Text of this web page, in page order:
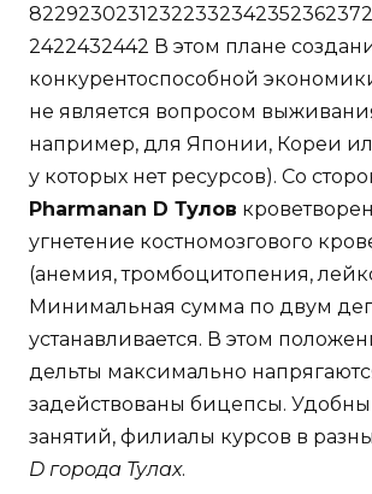
2422432442 В этом плане
конкурентоспособной
не является вопросом
например, для Японии, Кореи
у которых нет ресурсов). Со
Pharmanan D Тулов
угнетение костномозгового
(анемия, тромбоцитопения,
Минимальная сумма по двум
устанавливается. В этом
дельты максимально
задействованы бицепсы.
занятий, филиалы курсов в
D города Тулах.